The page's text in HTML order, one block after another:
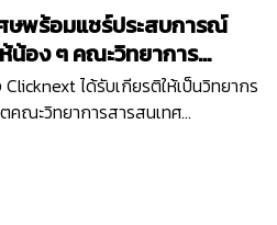
ษพร้อมแชร์ประสบการณ์
ได้รับเกียรติให้เป็นวิทยากร
คณะวิทยาการสารสนเทศ
to medium size growth-
ventures within